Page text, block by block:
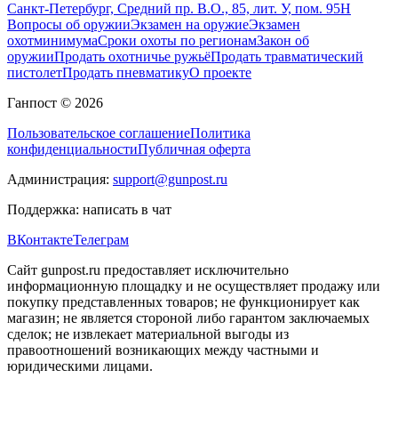
Санкт-Петербург, Средний пр. В.О., 85, лит. У, пом. 95Н
Вопросы об оружииЭкзамен на оружиеЭкзамен
охотминимумаСроки охоты по регионамЗакон об
оружииПродать охотничье ружьёПродать травматический
пистолетПродать пневматикуО проекте
Ганпост © 2026
Пользовательское соглашениеПолитика
конфиденциальностиПубличная оферта
Администрация: support@gunpost.ru
Поддержка: написать в чат
ВКонтактеТелеграм
Сайт gunpost.ru предоставляет исключительно
информационную площадку и не осуществляет продажу или
покупку представленных товаров; не функционирует как
магазин; не является стороной либо гарантом заключаемых
сделок; не извлекает материальной выгоды из
правоотношений возникающих между частными и
юридическими лицами.